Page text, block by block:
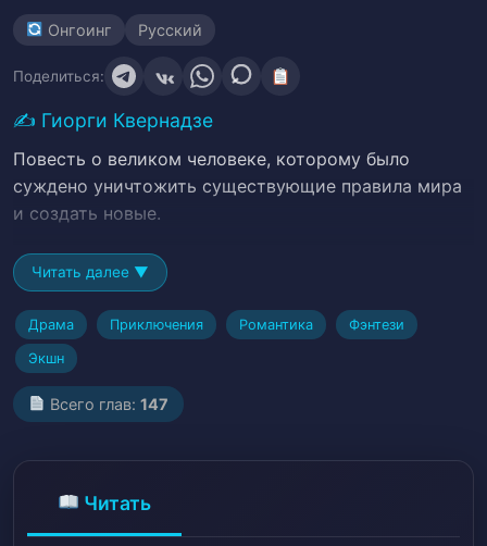
Онгоинг Русский
Поделиться:
✍️ Гиорги Квернадзе
Повесть о великом человеке, которому было
суждено уничтожить существующие правила мира
и создать новые.
Читать далее ▼
Драма Приключения Романтика Фэнтези
Экшн
Всего глав:147
Читать